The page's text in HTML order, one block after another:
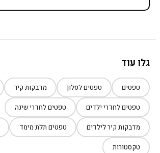
גלו עוד
טפטים טפטים לסלון מדבקות קיר
טפטים לחדרי ילדים טפטים לחדרי שינה
מדבקות קיר לילדים טפטים תלת מימד
טקסטורות